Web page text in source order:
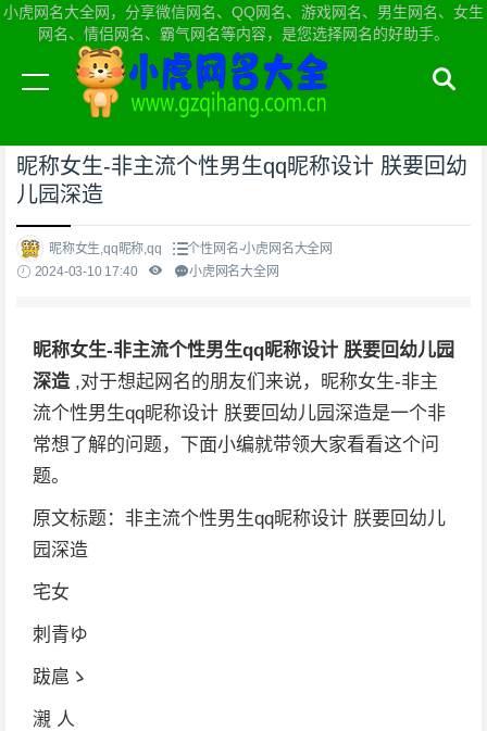
小虎网名大全网，分享微信网名、QQ网名、游戏网名、男生网名、女生
网名、情侣网名、霸气网名等内容，是您选择网名的好助手。
当前位置：小虎网名大全网首页>个性网名
昵称女生-非主流个性男生qq昵称设计 朕要回幼
儿园深造
昵称女生,qq昵称,qq
个性网名-小虎网名大全网
2024-03-10 17:40
小虎网名大全网
昵称女生-非主流个性男生qq昵称设计 朕要回幼儿园
深造 ,对于想起网名的朋友们来说，昵称女生-非主
流个性男生qq昵称设计 朕要回幼儿园深造是一个非
常想了解的问题，下面小编就带领大家看看这个问
题。
原文标题：非主流个性男生qq昵称设计 朕要回幼儿
园深造
宅女
刺青ゆ
跋扈ゝ
瀙 人